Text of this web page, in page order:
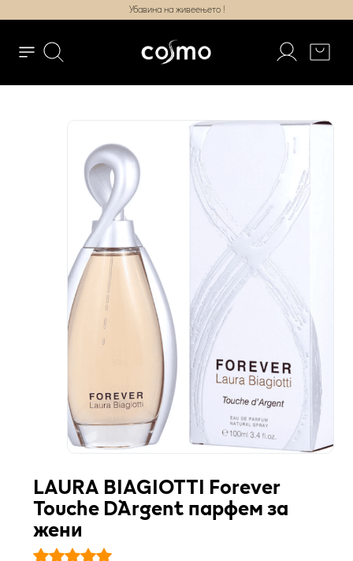
Убавина на живеењето !
LAURA BIAGIOTTI Forever
Touche D`Argent парфем за
жени